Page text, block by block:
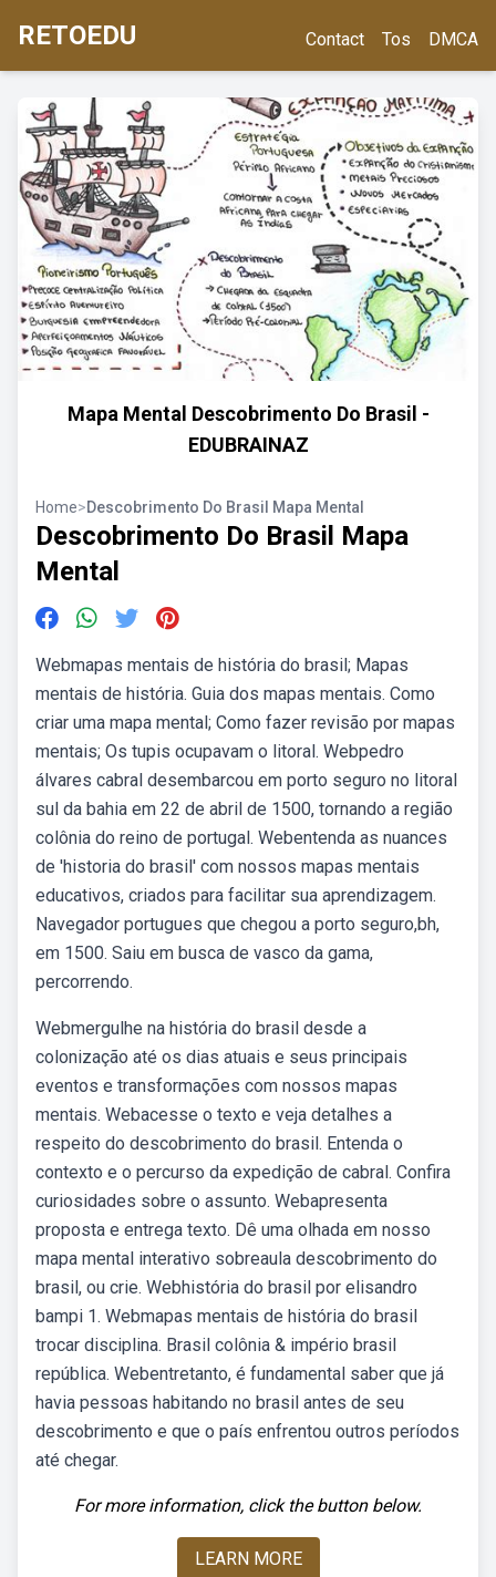
RETOEDU Contact Tos DMCA
Mapa Mental Descobrimento Do Brasil -
EDUBRAINAZ
Home>Descobrimento Do Brasil Mapa Mental
Descobrimento Do Brasil Mapa
Mental
Webmapas mentais de história do brasil; Mapas
mentais de história. Guia dos mapas mentais. Como
criar uma mapa mental; Como fazer revisão por mapas
mentais; Os tupis ocupavam o litoral. Webpedro
álvares cabral desembarcou em porto seguro no litoral
sul da bahia em 22 de abril de 1500, tornando a região
colônia do reino de portugal. Webentenda as nuances
de 'historia do brasil' com nossos mapas mentais
educativos, criados para facilitar sua aprendizagem.
Navegador portugues que chegou a porto seguro,bh,
em 1500. Saiu em busca de vasco da gama,
percorrendo.
Webmergulhe na história do brasil desde a
colonização até os dias atuais e seus principais
eventos e transformações com nossos mapas
mentais. Webacesse o texto e veja detalhes a
respeito do descobrimento do brasil. Entenda o
contexto e o percurso da expedição de cabral. Confira
curiosidades sobre o assunto. Webapresenta
proposta e entrega texto. Dê uma olhada em nosso
mapa mental interativo sobreaula descobrimento do
brasil, ou crie. Webhistória do brasil por elisandro
bampi 1. Webmapas mentais de história do brasil
trocar disciplina. Brasil colônia & império brasil
república. Webentretanto, é fundamental saber que já
havia pessoas habitando no brasil antes de seu
descobrimento e que o país enfrentou outros períodos
até chegar.
For more information, click the button below.
LEARN MORE